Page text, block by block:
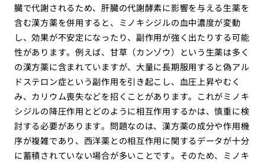
臓で代謝されるため、肝臓の代謝酵素に影響を与える生薬を
含む漢方薬を併用すると、ミノキシジルの血中濃度が変動
し、効果が不安定になったり、副作用が強く出たりする可能
性があります。例えば、甘草（カンゾウ）という生薬は多く
の漢方薬に含まれていますが、大量に長期服用すると偽アル
ドステロン症という副作用を引き起こし、血圧上昇やむく
み、カリウム喪失などを招くことがあります。これがミノキ
シジルの降圧作用とどのように相互作用するかは、慎重に検
討する必要があります。問題なのは、漢方薬の成分や作用機
序が複雑であり、西洋薬との相互作用に関するデータが十分
に蓄積されていない場合が多いことです。そのため、ミノキ